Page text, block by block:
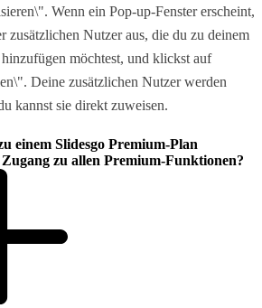
Wenn ein Pop-up-Fenster erscheint,
zusätzlichen Nutzer aus, die du zu deinem
möchtest, und klickst auf
Deine zusätzlichen Nutzer werden
kannst sie direkt zuweisen.
einem Slidesgo Premium-Plan
zu allen Premium-Funktionen?